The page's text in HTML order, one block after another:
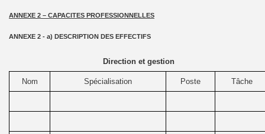
ANNEXE 2 – CAPACITES PROFESSIONNELLES
ANNEXE 2 - a) DESCRIPTION DES EFFECTIFS
Direction et gestion
Nom Spécialisation Poste Tâche